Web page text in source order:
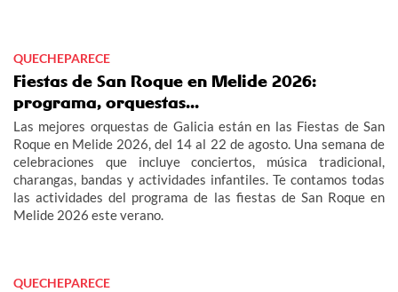
QUECHEPARECE
Fiestas de San Roque en Melide 2026:
programa, orquestas...
Las mejores orquestas de Galicia están en las Fiestas de San
Roque en Melide 2026, del 14 al 22 de agosto. Una semana de
celebraciones que incluye conciertos, música tradicional,
charangas, bandas y actividades infantiles. Te contamos todas
las actividades del programa de las fiestas de San Roque en
Melide 2026 este verano.
QUECHEPARECE